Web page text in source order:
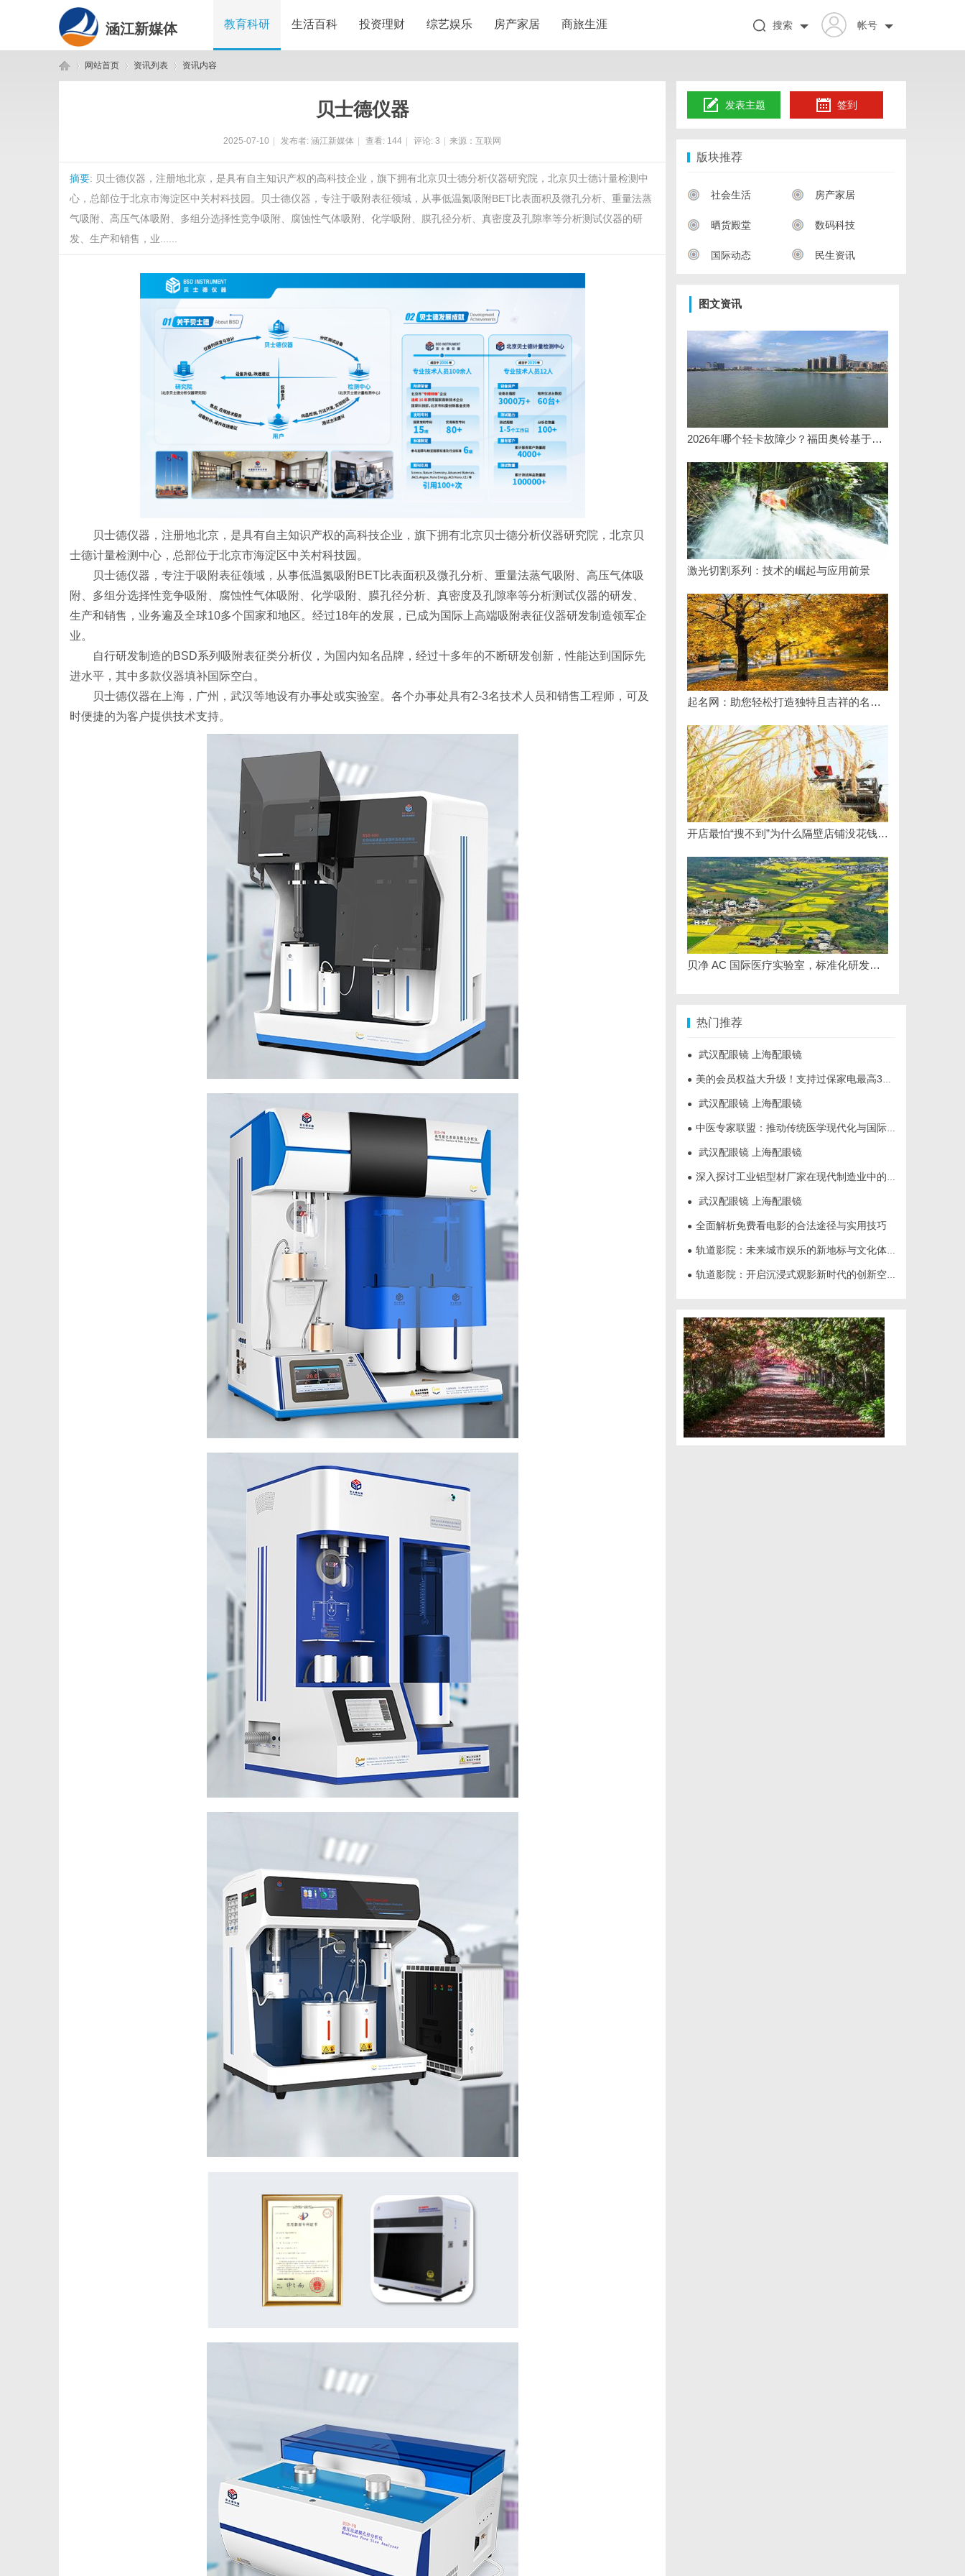
涵江新媒体 教育科研 生活百科 投资理财 综艺娱乐 房产家居 商旅生涯 帐号
搜索
网站首页 资讯列表 资讯内容
贝士德仪器
2025-07-10 发布者: 涵江新媒体 查看: 144 评论: 3 来源：互联网
摘要: 贝士德仪器，注册地北京，是具有自主知识产权的高科技企业，旗下拥有北京贝士德分析仪器研究院，北京贝士德计量检测中
心，总部位于北京市海淀区中关村科技园。贝士德仪器，专注于吸附表征领域，从事低温氮吸附BET比表面积及微孔分析、重量法蒸
气吸附、高压气体吸附、多组分选择性竞争吸附、腐蚀性气体吸附、化学吸附、膜孔径分析、真密度及孔隙率等分析测试仪器的研
发、生产和销售，业......
贝士德仪器，注册地北京，是具有自主知识产权的高科技企业，旗下拥有北京贝士德分析仪器研究院，北京贝
士德计量检测中心，总部位于北京市海淀区中关村科技园。
贝士德仪器，专注于吸附表征领域，从事低温氮吸附BET比表面积及微孔分析、重量法蒸气吸附、高压气体吸
附、多组分选择性竞争吸附、腐蚀性气体吸附、化学吸附、膜孔径分析、真密度及孔隙率等分析测试仪器的研发、
生产和销售，业务遍及全球10多个国家和地区。经过18年的发展，已成为国际上高端吸附表征仪器研发制造领军企
业。
自行研发制造的BSD系列吸附表征类分析仪，为国内知名品牌，经过十多年的不断研发创新，性能达到国际先
进水平，其中多款仪器填补国际空白。
贝士德仪器在上海，广州，武汉等地设有办事处或实验室。各个办事处具有2-3名技术人员和销售工程师，可及
时便捷的为客户提供技术支持。
发表主题 签到
版块推荐
社会生活 房产家居
晒货殿堂 数码科技
国际动态 民生资讯
图文资讯
2026年哪个轻卡故障少？福田奥铃基于百万公里验证的可靠之选
激光切割系列：技术的崛起与应用前景
起名网：助您轻松打造独特且吉祥的名字攻略
开店最怕“搜不到”为什么隔壁店铺没花钱，ai却天天给他免费派单？
贝净 AC 国际医疗实验室，标准化研发体系全解析
热门推荐
● 武汉配眼镜 上海配眼镜
● 美的会员权益大升级！支持过保家电最高3000元免费维修
● 武汉配眼镜 上海配眼镜
● 中医专家联盟：推动传统医学现代化与国际化的桥梁
● 武汉配眼镜 上海配眼镜
● 深入探讨工业铝型材厂家在现代制造业中的重要角色与发展趋势
● 武汉配眼镜 上海配眼镜
● 全面解析免费看电影的合法途径与实用技巧
● 轨道影院：未来城市娱乐的新地标与文化体验空间
● 轨道影院：开启沉浸式观影新时代的创新空间体验